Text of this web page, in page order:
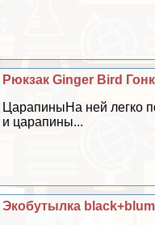
Рюкзак Ginger Bird
ЦарапиныНа ней легко
и царапины...
Экобутылка